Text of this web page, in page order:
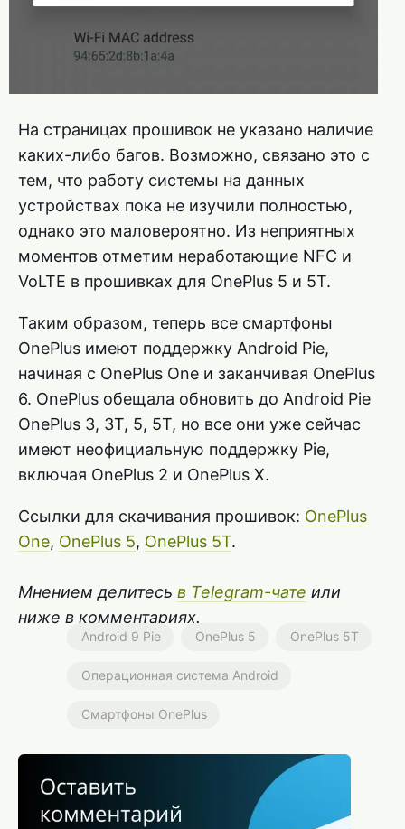
На страницах прошивок не указано наличие
каких-либо багов. Возможно, связано это с
тем, что работу системы на данных
устройствах пока не изучили полностью,
однако это маловероятно. Из неприятных
моментов отметим неработающие NFC и
VoLTE в прошивках для OnePlus 5 и 5T.
Таким образом, теперь все смартфоны
OnePlus имеют поддержку Android Pie,
начиная с OnePlus One и заканчивая OnePlus
6. OnePlus обещала обновить до Android Pie
OnePlus 3, 3T, 5, 5T, но все они уже сейчас
имеют неофициальную поддержку Pie,
включая OnePlus 2 и OnePlus X.
Ссылки для скачивания прошивок: OnePlus
One, OnePlus 5, OnePlus 5T.
Мнением делитесь в Telegram-чате или
ниже в комментариях.
Android 9 Pie OnePlus 5 OnePlus 5T
Операционная система Android
Смартфоны OnePlus